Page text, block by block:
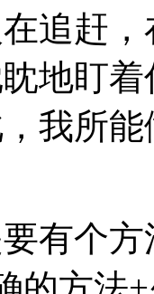
追赶
地盯
我所
有个